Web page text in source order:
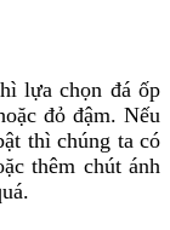
lựa chọn đá ốp
đỏ đậm. Nếu
thì chúng ta có
thêm chút ánh